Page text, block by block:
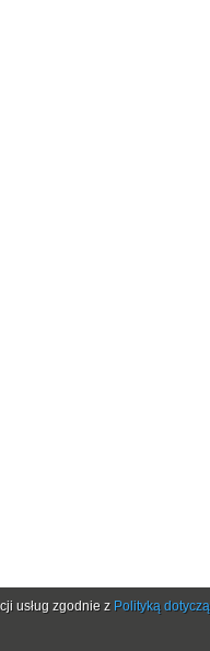
usług zgodnie z Polityką